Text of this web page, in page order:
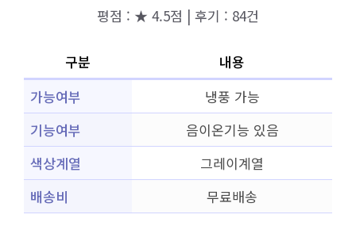
평점 : ★ 4.5점 | 후기 : 84건
구분
내용
가능여부
냉풍 가능
기능여부
음이온기능 있음
색상계열
그레이계열
배송비
무료배송